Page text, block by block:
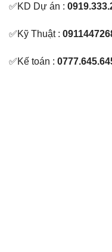
✅KD Dự án :
✅Kỹ Thuật :
✅Kế toán :